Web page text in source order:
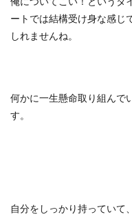
ートでは結構受け身な感じ
しれませんね。
何かに一生懸命取り組んで
す。
自分をしっかり持っていて